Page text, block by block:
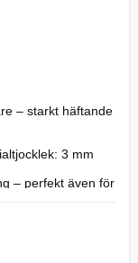
– starkt häftande
3 mm
– perfekt även för